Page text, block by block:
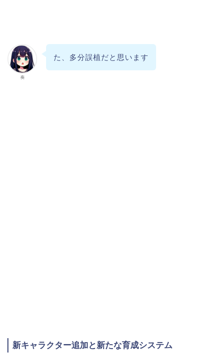
奏
た、多分誤植だと思います
新キャラクター追加と新たな育成システム